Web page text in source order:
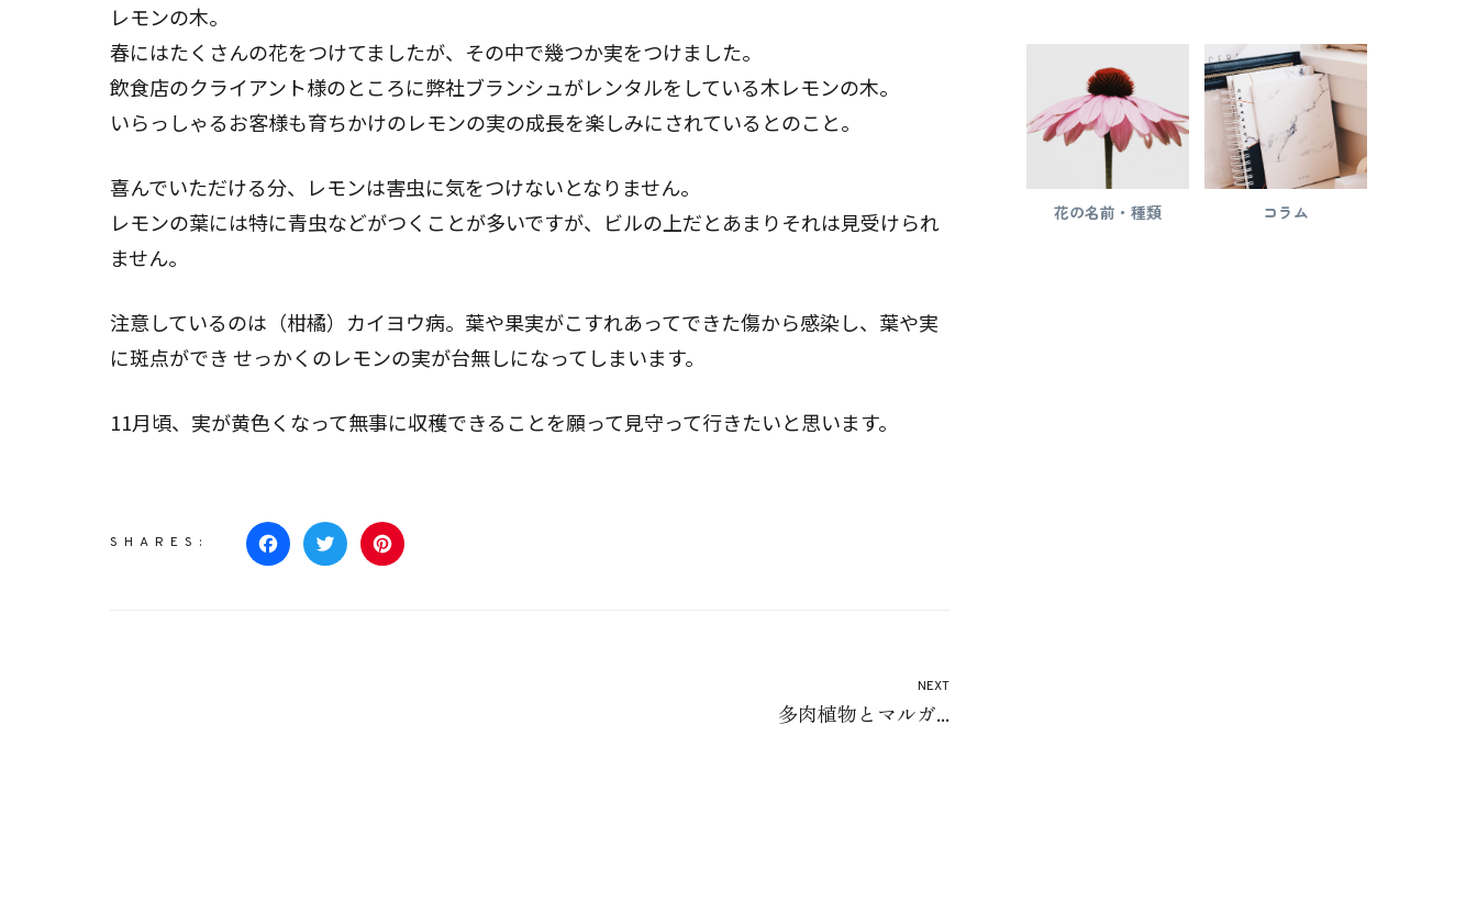
レモンの木。
春にはたくさんの花をつけてましたが、その中で幾つか実をつけました。
飲食店のクライアント様のところに弊社ブランシュがレンタルをしている木レモンの木。
いらっしゃるお客様も育ちかけのレモンの実の成長を楽しみにされているとのこと。
喜んでいただける分、レモンは害虫に気をつけないとなりません。
レモンの葉には特に青虫などがつくことが多いですが、ビルの上だとあまりそれは見受けられ
ません。
注意しているのは（柑橘）カイヨウ病。葉や果実がこすれあってできた傷から感染し、葉や実
に斑点ができ せっかくのレモンの実が台無しになってしまいます。
11月頃、実が黄色くなって無事に収穫できることを願って見守って行きたいと思います。
SHARES:
NEXT
多肉植物とマルガ...
花の名前・種類 コラム